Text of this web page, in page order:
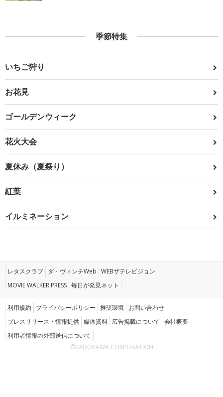
季節特集
いちご狩り
お花見
ゴールデンウィーク
花火大会
夏休み（夏祭り）
紅葉
イルミネーション
レタスクラブ ダ・ヴィンチWeb WEBザテレビジョン
MOVIE WALKER PRESS 毎日が発見ネット
利用規約 プライバシーポリシー 推奨環境 お問い合わせ
プレスリリース・情報提供 媒体資料 広告掲載について 会社概要
利用者情報の外部送信について
©KADOKAWA CORPORATION